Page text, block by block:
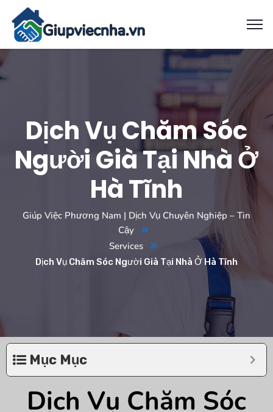
Dịch Vụ Chăm Sóc
Người Già Tại Nhà Ở
Hà Tĩnh
Giúp Việc Phương Nam | Dịch Vụ Chuyên Nghiệp – Tin
Cậy
Services
Dịch Vụ Chăm Sóc Người Già Tại Nhà Ở Hà Tĩnh
Mục Mục
Dịch Vụ Chăm Sóc